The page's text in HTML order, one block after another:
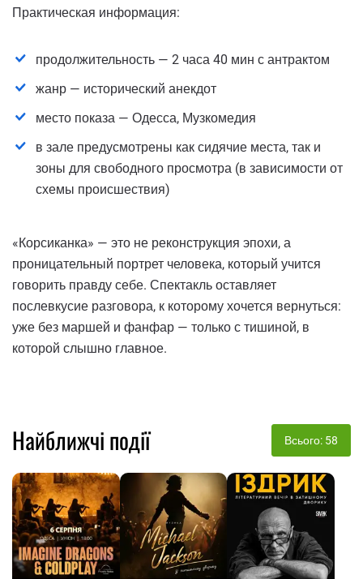
Практическая информация:
продолжительность — 2 часа 40 мин с антрактом
жанр — исторический анекдот
место показа — Одесса, Музкомедия
в зале предусмотрены как сидячие места, так и
зоны для свободного просмотра (в зависимости от
схемы происшествия)
«Корсиканка» — это не реконструкция эпохи, а
проницательный портрет человека, который учится
говорить правду себе. Спектакль оставляет
послевкусие разговора, к которому хочется вернуться:
уже без маршей и фанфар — только с тишиной, в
которой слышно главное.
Найближчі події Всього: 58